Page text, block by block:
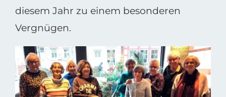
diesem Jahr zu einem besonderen
Vergnügen.